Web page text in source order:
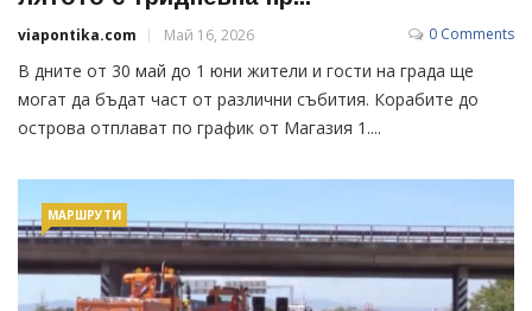
viapontika.com Май 16, 2026 0 Comments
В дните от 30 май до 1 юни жители и гости на града ще
могат да бъдат част от различни събития. Корабите до
острова отплават по график от Магазия 1....
МАРШРУТИ